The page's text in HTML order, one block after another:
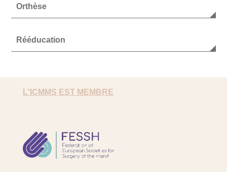
Orthèse
Rééducation
L'ICMMS EST MEMBRE